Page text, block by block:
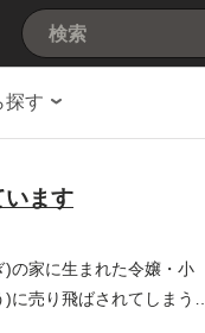
探す
います
の家に生まれた令嬢・小
売り飛ばされてしまう。